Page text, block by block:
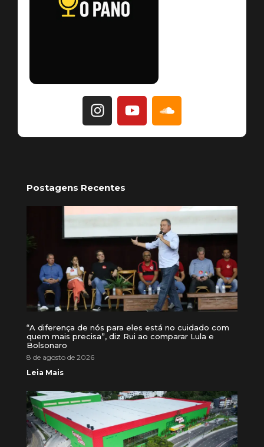
Postagens Recentes
“A diferença de nós para eles está no cuidado com
quem mais precisa”, diz Rui ao comparar Lula e
Bolsonaro
8 de agosto de 2026
Leia Mais